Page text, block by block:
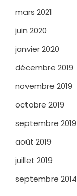
mars 2021
juin 2020
janvier 2020
décembre 2019
novembre 2019
octobre 2019
septembre 2019
août 2019
juillet 2019
septembre 2014